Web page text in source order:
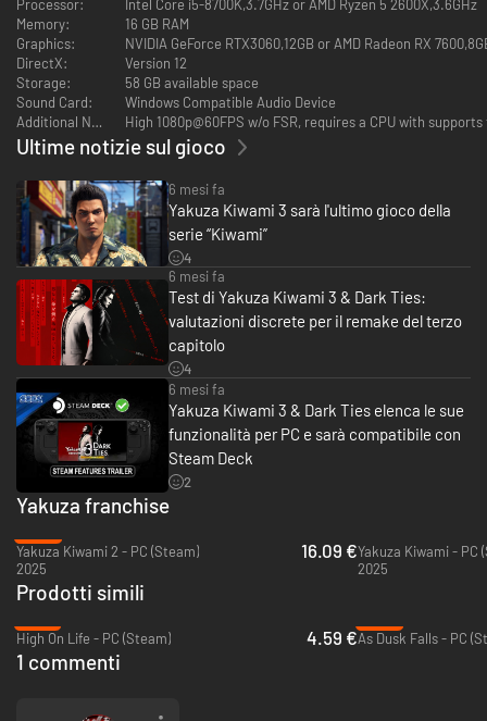
DARK TIES
un nuovo gioco incluso. Fondatore di una startup di successo, quest'uomo
si è tuffato volontariamente nel mondo oscuro della yakuza dopo aver
perso ogni cosa. Con il cuore in frantumi cerca nuovi legami e affronta,
alla boxe e tante avvincenti missioni secondarie.
Processor:
Intel Core i5-8700K,3.7GHz or AMD Ryzen 5 2600X,3.6GHz
Memory:
16 GB RAM
Graphics:
NVIDIA GeForce RTX3060,12GB or AMD Radeon RX
DirectX:
Version 12
Storage:
58 GB available space
Sound Card:
Windows Compatible Audio Device
Additional Notes:
High 1080p@60FPS w/o FSR, requires a CPU with
Ultime notizie sul gioco
6 mesi fa
Yakuza Kiwami 3 sarà l'ultimo gioco della
serie “Kiwami”
4
6 mesi fa
Test di Yakuza Kiwami 3 & Dark Ties:
valutazioni discrete per il remake del terzo
capitolo
4
6 mesi fa
Yakuza Kiwami 3 & Dark Ties elenca le sue
funzionalità per PC e sarà compatibile con
Steam Deck
2
Yakuza franchise
Yakuza Kiwami 2 - PC (Steam)
2025
16.09 €Yakuza Kiwami - PC
2025
Prodotti simili
High On Life - PC (Steam)
4.59 €As Dusk Falls - PC
1 commenti